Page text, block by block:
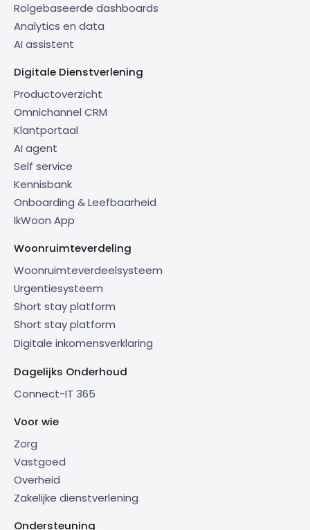
Rolgebaseerde dashboards
Analytics en data
AI assistent
Digitale Dienstverlening
Productoverzicht
Omnichannel CRM
Klantportaal
AI agent
Self service
Kennisbank
Onboarding & Leefbaarheid
IkWoon App
Woonruimteverdeling
Woonruimteverdeelsysteem
Urgentiesysteem
Short stay platform
Short stay platform
Digitale inkomensverklaring
Dagelijks Onderhoud
Connect-IT 365
Voor wie
Zorg
Vastgoed
Overheid
Zakelijke dienstverlening
Ondersteuning